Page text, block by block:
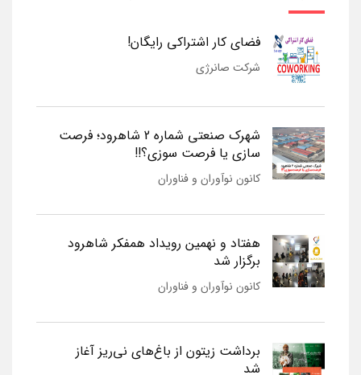
فضای کار اشتراکی رایگان!
شرکت صانرژی
شهرک صنعتی شماره 2 شاهرود؛ فرصت
سازی یا فرصت سوزی؟!!
کانون نوآوران و فناوران
هفتاد و نهمین رویداد همفکر شاهرود
برگزار شد
کانون نوآوران و فناوران
برداشت زیتون از باغ‌های نی‌ریز آغاز
شد